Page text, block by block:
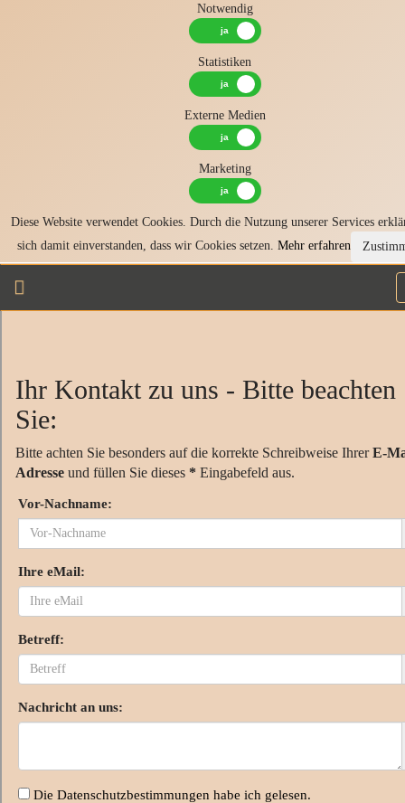
Notwendig
Statistiken
Externe Medien
Marketing
Diese Website verwendet Cookies. Durch die Nutzung unserer Services
sich damit einverstanden, dass wir Cookies setzen. Mehr erfahren
Ihr Kontakt zu uns - Bitte beachten
Sie:
Bitte achten Sie besonders auf die korrekte Schreibweise IhrerE-
Adresse und füllen Sie dieses * Eingabefeld aus.
Vor-Nachname:
Ihre eMail:
Betreff:
Nachricht an uns:
Die Datenschutzbestimmungen habe ich gelesen.